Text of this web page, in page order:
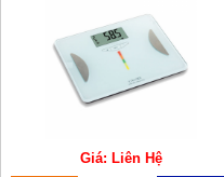
Giá: Liên Hệ